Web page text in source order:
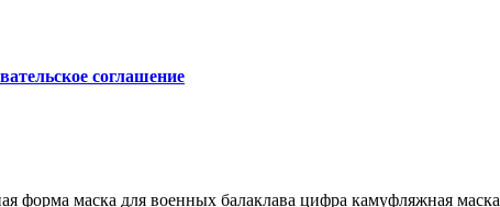
соглашение
форма маска для военных балаклава цифра камуфляжная маска